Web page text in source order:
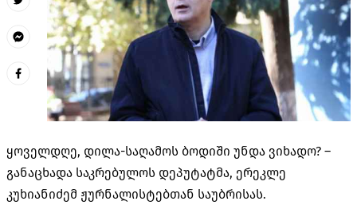
ყოველდღე, დილა-საღამოს ბოდიში უნდა ვიხადო? –
განაცხადა საკრებულოს დეპუტატმა, ერეკლე
კუხიანიძემ ჟურნალისტებთან საუბრისას.